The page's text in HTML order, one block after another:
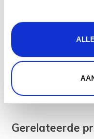
Afwerking (kleur):
Fabrieksgarantie
EAN:
Gerelateerde